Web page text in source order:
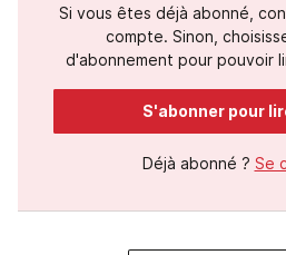
Si vous êtes déjà abonné,
compte. Sinon,
d'abonnement pour pouvoir
S'abonner pour
Déjà abonné ? Se